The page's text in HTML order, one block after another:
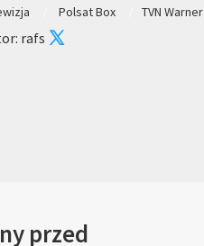
Polsat Box TVN
rafs
przed